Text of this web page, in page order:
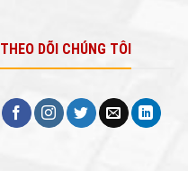
THEO DÕI CHÚNG TÔI